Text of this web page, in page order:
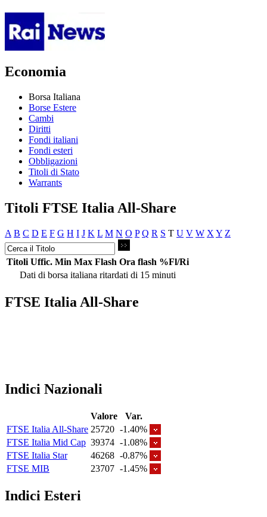
Economia
Borsa Italiana
Borse Estere
Cambi
Diritti
Fondi italiani
Fondi esteri
Obbligazioni
Titoli di Stato
Warrants
Titoli FTSE Italia All-Share
A B C D E F G H I J K L M N O P Q R S T U V W X Y Z
Titoli Uffic. Min Max Flash Ora flash %Fl/Ri
Dati di borsa italiana ritardati di 15 minuti
FTSE Italia All-Share
Indici Nazionali
Valore
Var.
FTSE Italia All-Share 25720 -1.40%
FTSE Italia Mid Cap 39374 -1.08%
FTSE Italia Star
46268 -0.87%
FTSE MIB
23707 -1.45%
Indici Esteri